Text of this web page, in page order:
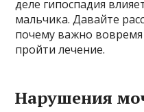
деле гипоспадия
мальчика. Давайте
почему важно вовремя
пройти лечение.
Нарушения